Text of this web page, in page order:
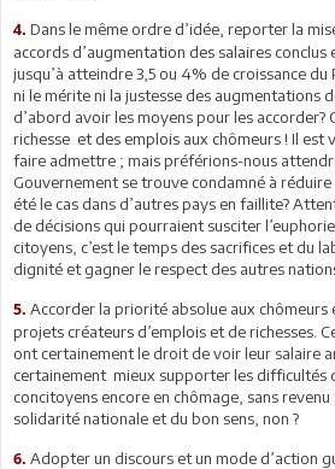
4. Dans le même ordre d’idée, reporter la
accords d’augmentation des salaires conclus
jusqu’à atteindre 3,5 ou 4% de croissance du
ni le mérite ni la justesse des augmentations
d’abord avoir les moyens pour les accorder?
richesse et des emplois aux chômeurs ! Il est
faire admettre ; mais préférions-nous
Gouvernement se trouve condamné à réduire
été le cas dans d’autres pays en faillite?
de décisions qui pourraient susciter
citoyens, c’est le temps des sacrifices et du
dignité et gagner le respect des autres
5. Accorder la priorité absolue aux chômeurs
projets créateurs d’emplois et de richesses.
ont certainement le droit de voir leur salaire
certainement mieux supporter les difficultés
concitoyens encore en chômage, sans revenu
solidarité nationale et du bon sens, non ?
6. Adopter un discours et un mode d’action